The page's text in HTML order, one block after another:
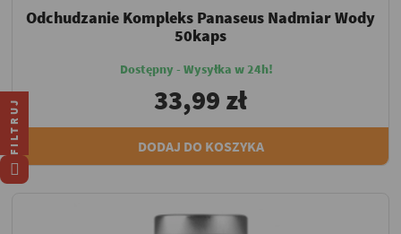
Odchudzanie Kompleks Panaseus Nadmiar Wody
50kaps
Dostępny - Wysyłka w 24h!
33,99 zł
DODAJ DO KOSZYKA
FILTRUJ